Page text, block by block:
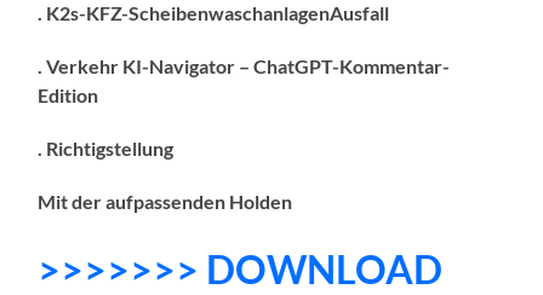
. K2s-KFZ-ScheibenwaschanlagenAusfall
. Verkehr KI-Navigator – ChatGPT-Kommentar-
Edition
. Richtigstellung
Mit der aufpassenden Holden
>>>>>>> DOWNLOAD